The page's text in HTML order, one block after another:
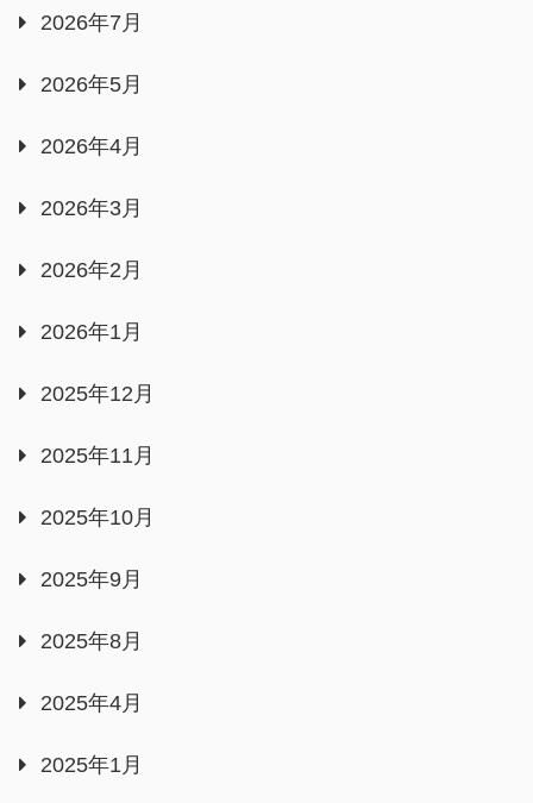
2026年7月
2026年5月
2026年4月
2026年3月
2026年2月
2026年1月
2025年12月
2025年11月
2025年10月
2025年9月
2025年8月
2025年4月
2025年1月